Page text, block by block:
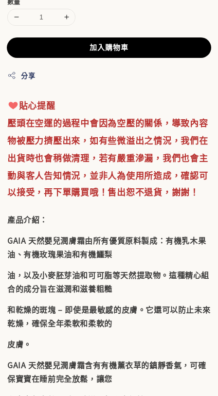
加入購物車
分享
貼心提醒
壓頭在空運的過程中會因為空壓的關係，導致內容
物被壓力擠壓出來，如有些微溢出之情況，我們在
出貨時也會稍做清理，若有嚴重滲漏，我們也會主
動與客人告知情況，並非人為使用所造成，確認可
以接受，再下單購買哦！售出恕不退貨，謝謝！
產品介紹：
GAIA 天然嬰兒潤膚霜由所有優質原料製成：有機乳木果
油、有機玫瑰果油和有機鱷梨
油，以及小麥胚芽油和可可脂等天然提取物。這種精心組
合的成分旨在滋潤和滋養粗糙
和乾燥的斑塊 – 即使是最敏感的皮膚。它還可以防止未來
乾燥，確保全年柔軟和柔軟的
皮膚。
GAIA 天然嬰兒潤膚霜含有有機薰衣草的鎮靜香氣，可確
保寶寶在睡前完全放鬆，讓您